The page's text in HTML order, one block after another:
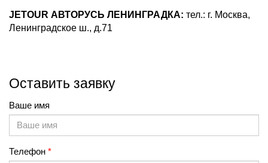
JETOUR АВТОРУСЬ ЛЕНИНГРАДКА: тел.: г. Москва,
Ленинградское ш., д.71
Оставить заявку
Ваше имя
Телефон